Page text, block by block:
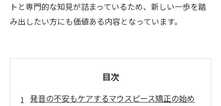
トと専門的な知見が詰まっているため、新しい一歩を踏
み出したい方にも価値ある内容となっています。
目次
発音の不安もケアするマウスピース矯正の始め